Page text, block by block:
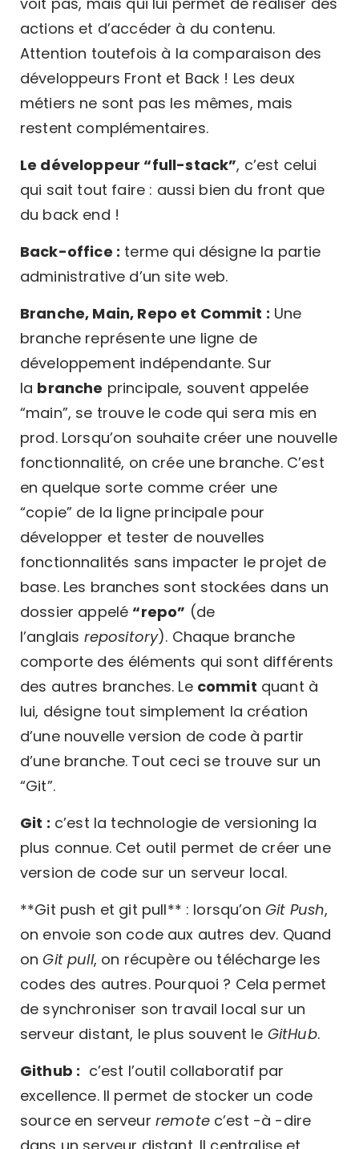
actions et d’accéder à du contenu.
Attention toutefois à la comparaison des
développeurs Front et Back ! Les deux
métiers ne sont pas les mêmes, mais
restent complémentaires.
Le développeur “full-stack”, c’est celui
qui sait tout faire : aussi bien du front que
du back end !
Back-office : terme qui désigne la partie
administrative d’un site web.
Branche, Main, Repo et Commit : Une
branche représente une ligne de
développement indépendante. Sur
la branche principale, souvent appelée
“main”, se trouve le code qui sera mis en
prod. Lorsqu’on souhaite créer une nouvelle
fonctionnalité, on crée une branche. C’est
en quelque sorte comme créer une
“copie” de la ligne principale pour
développer et tester de nouvelles
fonctionnalités sans impacter le projet de
base. Les branches sont stockées dans un
dossier appelé“repo” (de
l’anglais repository). Chaque branche
comporte des éléments qui sont différents
des autres branches. Le commit quant à
lui, désigne tout simplement la création
d’une nouvelle version de code à partir
d’une branche. Tout ceci se trouve sur un
“Git”.
Git : c’est la technologie de versioning la
plus connue. Cet outil permet de créer une
version de code sur un serveur local.
**Git push et git pull** : lorsqu’on Git Push,
on envoie son code aux autres dev. Quand
onGit pull, on récupère ou télécharge les
codes des autres. Pourquoi ? Cela permet
de synchroniser son travail local sur un
serveur distant, le plus souvent le GitHub.
Github : c’est l’outil collaboratif par
excellence. Il permet de stocker un code
source en serveur remotec’est -à -dire